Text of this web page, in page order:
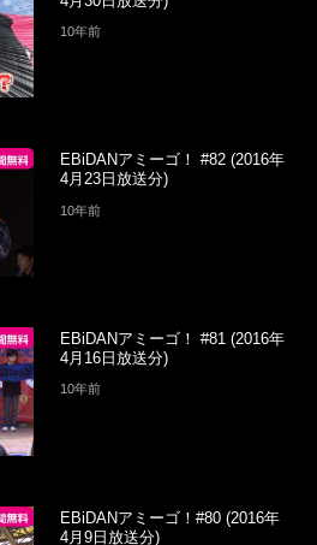
10年前
EBiDANアミーゴ！ #82 (2016年
4月23日放送分)
10年前
EBiDANアミーゴ！ #81 (2016年
4月16日放送分)
10年前
EBiDANアミーゴ！#80 (2016年
4月9日放送分)